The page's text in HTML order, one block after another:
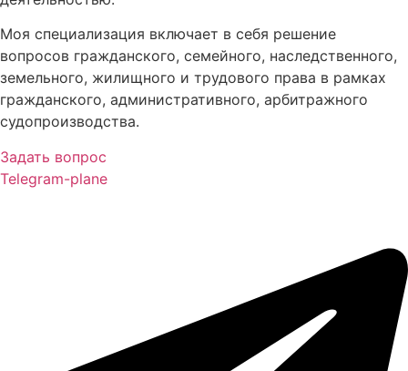
Моя специализация включает в себя решение
вопросов гражданского, семейного, наследственного,
земельного, жилищного и трудового права в рамках
гражданского, административного, арбитражного
судопроизводства.
Задать вопрос
Telegram-plane